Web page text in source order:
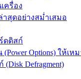
ครื่อง
สุดอย่างสม่ำเสมอ
ดดิสก์
Options) ให้เห
Defragment)